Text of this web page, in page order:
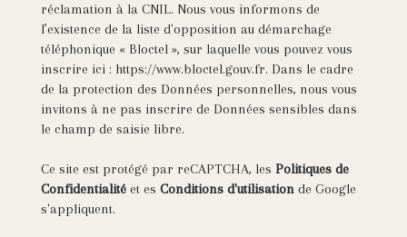
réclamation à la CNIL. Nous vous informons de
l’existence de la liste d'opposition au démarchage
téléphonique « Bloctel », sur laquelle vous pouvez vous
inscrire ici : https://www.bloctel.gouv.fr. Dans le cadre
de la protection des Données personnelles, nous vous
invitons à ne pas inscrire de Données sensibles dans
le champ de saisie libre.
Ce site est protégé par reCAPTCHA, les Politiques de
Confidentialité et es Conditions d'utilisation de Google
s'appliquent.